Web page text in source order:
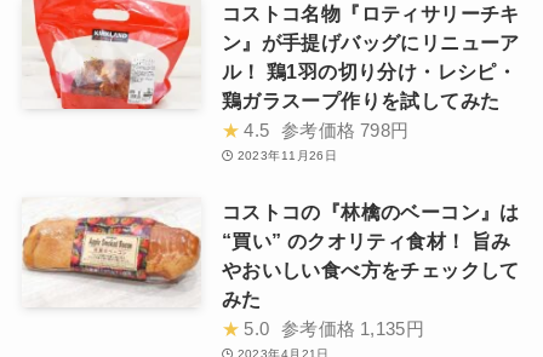
コストコ名物『ロティサリーチキ
ン』が手提げバッグにリニューア
ル！ 鶏1羽の切り分け・レシピ・
鶏ガラスープ作りを試してみた
★ 4.5 参考価格 798円
2023年11月26日
コストコの『林檎のベーコン』は
“買い” のクオリティ食材！ 旨み
やおいしい食べ方をチェックして
みた
★ 5.0 参考価格 1,135円
2023年4月21日